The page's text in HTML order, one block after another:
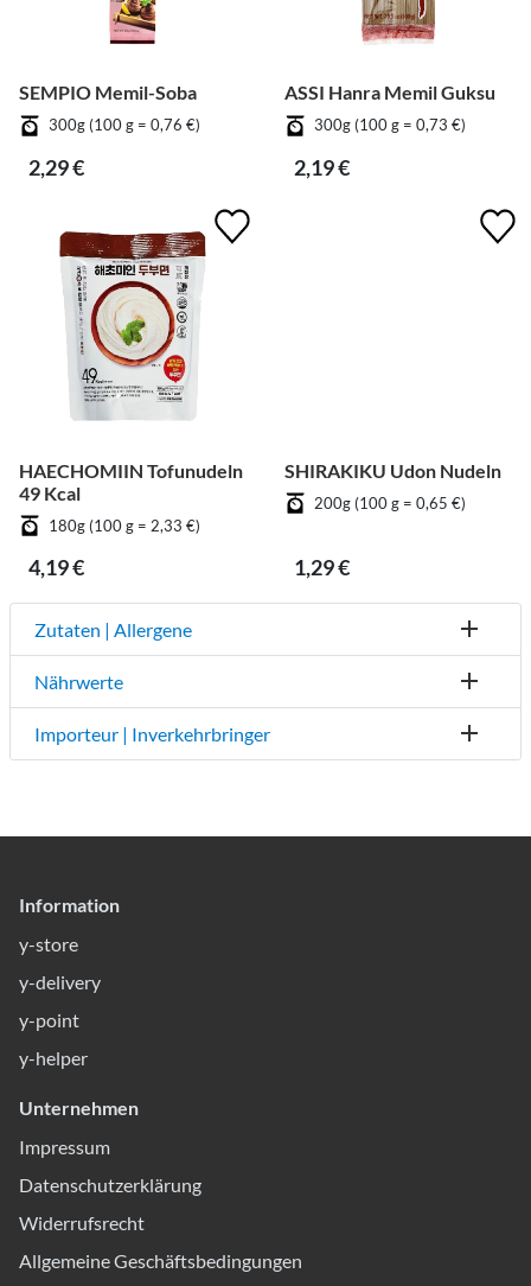
SEMPIO Memil-Soba
300g (100 g = 0,76 €)
2,29 €
ASSI Hanra Memil Guksu
300g (100 g = 0,73 €)
2,19 €
HAECHOMIIN Tofunudeln
49 Kcal
180g (100 g = 2,33 €)
4,19 €
SHIRAKIKU Udon Nudeln
200g (100 g = 0,65 €)
1,29 €
Zutaten | Allergene
Nährwerte
Importeur | Inverkehrbringer
Information
y-store
y-delivery
y-point
y-helper
Unternehmen
Impressum
Datenschutzerklärung
Widerrufsrecht
Allgemeine Geschäftsbedingungen